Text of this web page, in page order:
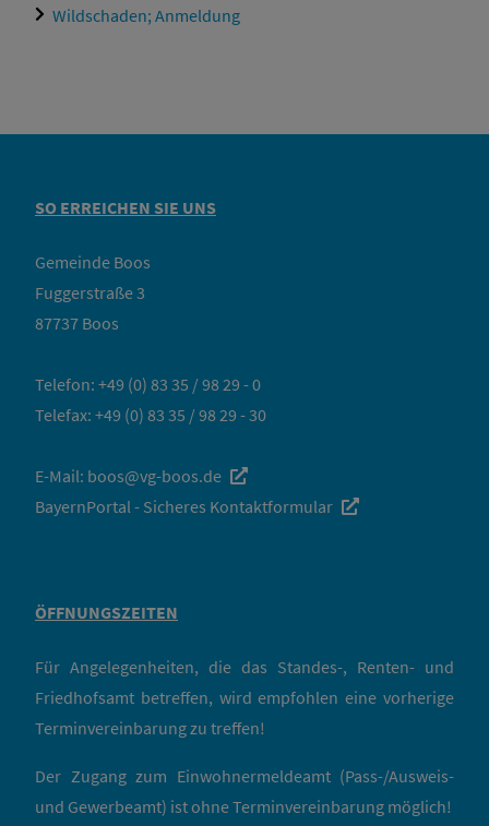
Wildschaden; Anmeldung
SO ERREICHEN SIE UNS
Gemeinde Boos
Fuggerstraße 3
87737 Boos
Telefon: +49 (0) 83 35 / 98 29 - 0
Telefax: +49 (0) 83 35 / 98 29 - 30
E-Mail: boos@vg-boos.de
BayernPortal - Sicheres Kontaktformular
ÖFFNUNGSZEITEN
Für Angelegenheiten, die das Standes-, Renten- und
Friedhofsamt betreffen, wird empfohlen eine vorherige
Terminvereinbarung zu treffen!
Der Zugang zum Einwohnermeldeamt (Pass-/Ausweis-
und Gewerbeamt) ist ohne Terminvereinbarung möglich!